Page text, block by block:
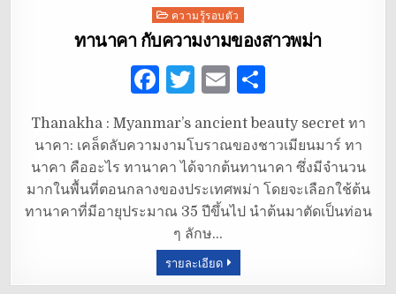
Posted
in
ความรู้รอบตัว
ทานาคา กับความงามของสาวพม่า
F
c
e
b
o
o
k
T
it
te
r
E
ai
l
ar
e
Thanakha : Myanmar’s ancient beauty secret ทา
นาคา: เคล็ดลับความงามโบราณของชาวเมียนมาร์ ทา
นาคา คืออะไร ทานาคา ได้จากต้นทานาคา ซึ่งมีจำนวน
มากในพื้นที่ตอนกลางของประเทศพม่า โดยจะเลือกใช้ต้น
ทานาคาที่มีอายุประมาณ 35 ปีขึ้นไป นำต้นมาตัดเป็นท่อน
ๆ ลักษ…
รายละเอียด